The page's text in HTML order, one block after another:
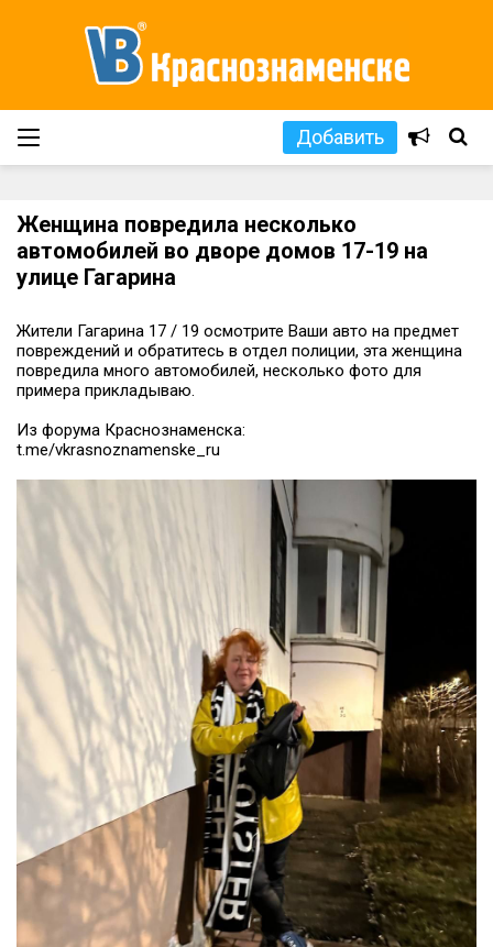
Добавить
Женщина повредила несколько
автомобилей во дворе домов 17-19 на
улице Гагарина
Жители Гагарина 17 / 19 осмотрите Ваши авто на предмет
повреждений и обратитесь в отдел полиции, эта женщина
повредила много автомобилей, несколько фото для
примера прикладываю.
Из форума Краснознаменска:
t.me/vkrasnoznamenske_ru